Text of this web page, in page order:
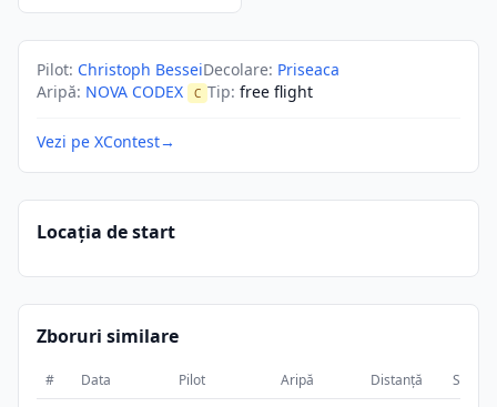
Pilot: Christoph BesseiDecolare: Priseaca
Aripă: NOVA CODEX C Tip: free flight
Vezi pe XContest→
Locația de start
Zboruri similare
# Data Pilot Aripă Distanță Scor